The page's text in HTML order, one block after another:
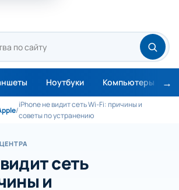
Ноутбуки Компьютеры
/
iPhone не видит сеть Wi-Fi: причины и
советы по устранению
сеть
и